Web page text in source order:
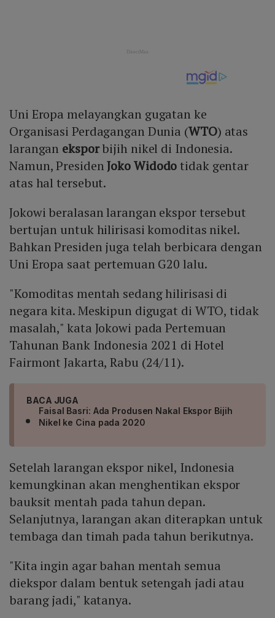
Uni Eropa melayangkan gugatan ke
Organisasi Perdagangan Dunia (WTO) atas
larangan eksporbijih nikel di Indonesia.
Namun, PresidenJoko Widodotidak gentar
atas hal tersebut.
Jokowi beralasan larangan ekspor tersebut
bertujan untuk hilirisasi komoditas nikel.
Bahkan Presiden juga telah berbicara dengan
Uni Eropa saat pertemuan G20 lalu.
"Komoditas mentah sedang hilirisasi di
negara kita. Meskipun digugat di WTO, tidak
masalah," kata Jokowi pada Pertemuan
Tahunan Bank Indonesia 2021 di Hotel
Fairmont Jakarta, Rabu (24/11).
BACA JUGA
Faisal Basri: Ada Produsen Nakal Ekspor Bijih
Nikel ke Cina pada 2020
Setelah larangan ekspor nikel, Indonesia
kemungkinan akan menghentikan ekspor
bauksit mentah pada tahun depan.
Selanjutnya, larangan akan diterapkan untuk
tembaga dan timah pada tahun berikutnya.
"Kita ingin agar bahan mentah semua
diekspor dalam bentuk setengah jadi atau
barang jadi," katanya.